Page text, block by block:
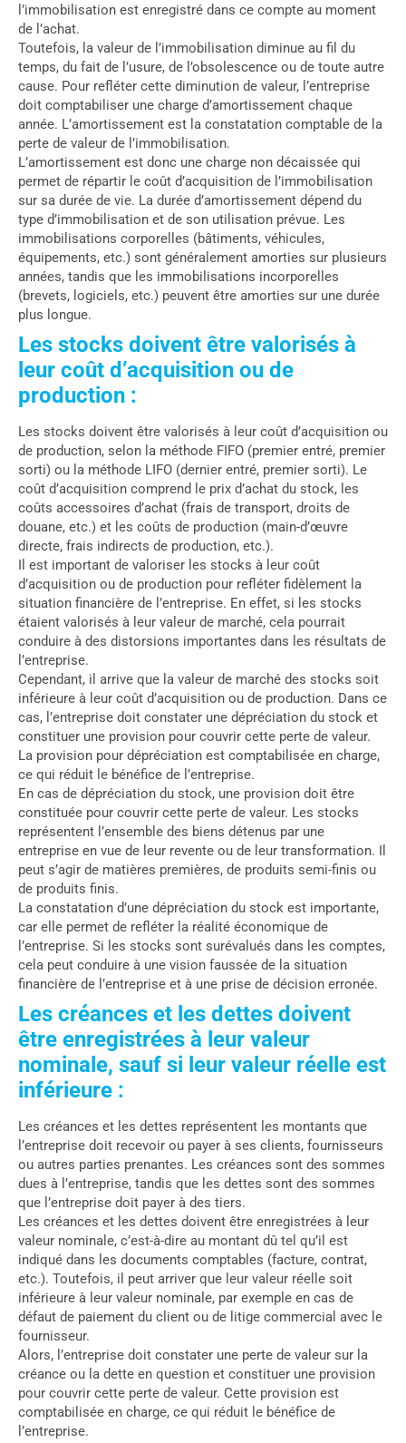
l’immobilisation est enregistré dans ce compte au moment
de l’achat.
Toutefois, la valeur de l’immobilisation diminue au fil du
temps, du fait de l’usure, de l’obsolescence ou de toute autre
cause. Pour refléter cette diminution de valeur, l’entreprise
doit comptabiliser une charge d’amortissement chaque
année. L’amortissement est la constatation comptable de la
perte de valeur de l’immobilisation.
L’amortissement est donc une charge non décaissée qui
permet de répartir le coût d’acquisition de l’immobilisation
sur sa durée de vie. La durée d’amortissement dépend du
type d’immobilisation et de son utilisation prévue. Les
immobilisations corporelles (bâtiments, véhicules,
équipements, etc.) sont généralement amorties sur plusieurs
années, tandis que les immobilisations incorporelles
(brevets, logiciels, etc.) peuvent être amorties sur une durée
plus longue.
Les stocks doivent être valorisés à
leur coût d’acquisition ou de
production :
Les stocks doivent être valorisés à leur coût d’acquisition ou
de production, selon la méthode FIFO (premier entré, premier
sorti) ou la méthode LIFO (dernier entré, premier sorti). Le
coût d’acquisition comprend le prix d’achat du stock, les
coûts accessoires d’achat (frais de transport, droits de
douane, etc.) et les coûts de production (main-d’œuvre
directe, frais indirects de production, etc.).
Il est important de valoriser les stocks à leur coût
d’acquisition ou de production pour refléter fidèlement la
situation financière de l’entreprise. En effet, si les stocks
étaient valorisés à leur valeur de marché, cela pourrait
conduire à des distorsions importantes dans les résultats de
l’entreprise.
Cependant, il arrive que la valeur de marché des stocks soit
inférieure à leur coût d’acquisition ou de production. Dans ce
cas, l’entreprise doit constater une dépréciation du stock et
constituer une provision pour couvrir cette perte de valeur.
La provision pour dépréciation est comptabilisée en charge,
ce qui réduit le bénéfice de l’entreprise.
En cas de dépréciation du stock, une provision doit être
constituée pour couvrir cette perte de valeur. Les stocks
représentent l’ensemble des biens détenus par une
entreprise en vue de leur revente ou de leur transformation. Il
peut s’agir de matières premières, de produits semi-finis ou
de produits finis.
La constatation d’une dépréciation du stock est importante,
car elle permet de refléter la réalité économique de
l’entreprise. Si les stocks sont surévalués dans les comptes,
cela peut conduire à une vision faussée de la situation
financière de l’entreprise et à une prise de décision erronée.
Les créances et les dettes doivent
être enregistrées à leur valeur
nominale, sauf si leur valeur réelle est
inférieure :
Les créances et les dettes représentent les montants que
l’entreprise doit recevoir ou payer à ses clients, fournisseurs
ou autres parties prenantes. Les créances sont des sommes
dues à l’entreprise, tandis que les dettes sont des sommes
que l’entreprise doit payer à des tiers.
Les créances et les dettes doivent être enregistrées à leur
valeur nominale, c’est-à-dire au montant dû tel qu’il est
indiqué dans les documents comptables (facture, contrat,
etc.). Toutefois, il peut arriver que leur valeur réelle soit
inférieure à leur valeur nominale, par exemple en cas de
défaut de paiement du client ou de litige commercial avec le
fournisseur.
Alors, l’entreprise doit constater une perte de valeur sur la
créance ou la dette en question et constituer une provision
pour couvrir cette perte de valeur. Cette provision est
comptabilisée en charge, ce qui réduit le bénéfice de
l’entreprise.